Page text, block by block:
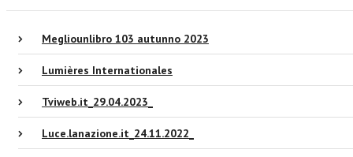
Megliounlibro 103 autunno 2023
Lumières Internationales
Tviweb.it_29.04.2023_
Luce.lanazione.it_24.11.2022_